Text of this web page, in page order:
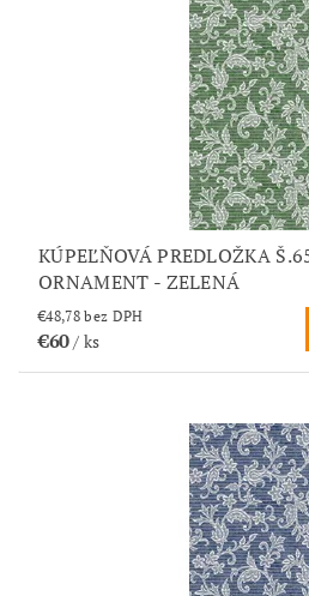
KÚPEĽŇOVÁ PREDLOŽKA
ORNAMENT - ZELENÁ
€48,78 bez DPH
€60/ ks